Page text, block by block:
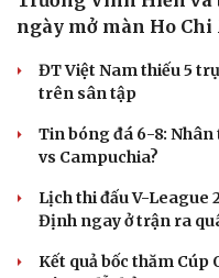
ngày mở màn Ho
ĐT Việt Nam thiếu 5
trên sân tập
Tin bóng đá 6-8: Nhân
vs Campuchia?
Lịch thi đấu V-League
Định ngay ở trận ra
Kết quả bốc thăm Cúp